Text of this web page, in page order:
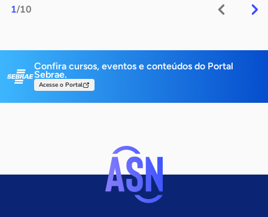
1/10
Confira cursos, eventos e conteúdos do Portal
Sebrae.
Acesse o Portal